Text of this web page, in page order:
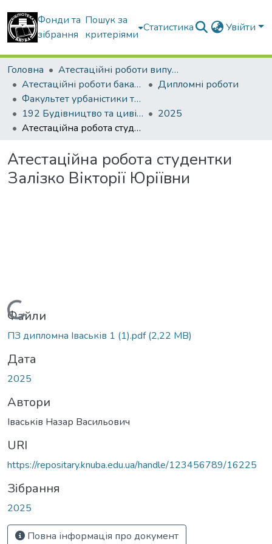
Фонди та
зібрання
Пошук за
критеріями
Статистика Увійти
Головна
Атестаційні роботи випускників
Атестаційні роботи бакалаврів
Дипломні роботи
Факультет урбаністики та просторового планування
192 Будівництво та цивільна інженерія. Міське будівництво та господарство
2025
Атестаційна робота студентки Залізко Вікторії Юріївни
Атестаційна робота студентки
Залізко Вікторії Юріївни
Вантажиться...
Файли
ПЗ дипломна Іваськів 1 (1).pdf(2,22 MB)
Дата
2025
Автори
Іваськів Назар Васильович
URI
https://repositary.knuba.edu.ua/handle/123456789/16225
Зібрання
2025
Повна інформація про документ